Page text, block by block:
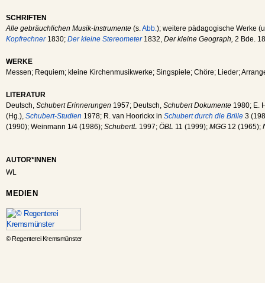
SCHRIFTEN
Alle gebräuchlichen Musik-Instrumente (s. Abb. ); weitere pädagogische Werke
Kopfrechner 1830; Der kleine Stereometer 1832, Der kleine Geograph, 2 Bde.
WERKE
Messen; Requiem; kleine Kirchenmusikwerke; Singspiele; Chöre; Lieder;
LITERATUR
Deutsch, Schubert Erinnerungen 1957; Deutsch, Schubert Dokumente 1980; E.
(Hg.), Schubert-Studien 1978; R. van Hoorickx in Schubert durch die Brille 3
(1990); Weinmann 1/4 (1986); SchubertL 1997; ÖBL 11 (1999); MGG 12 (1965);
AUTOR*INNEN
WL
MEDIEN
© Regenterei Kremsmünster